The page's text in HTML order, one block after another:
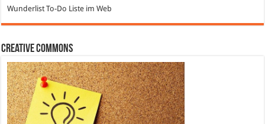
WunderlistTo-Do Liste im Web
Creative Commons